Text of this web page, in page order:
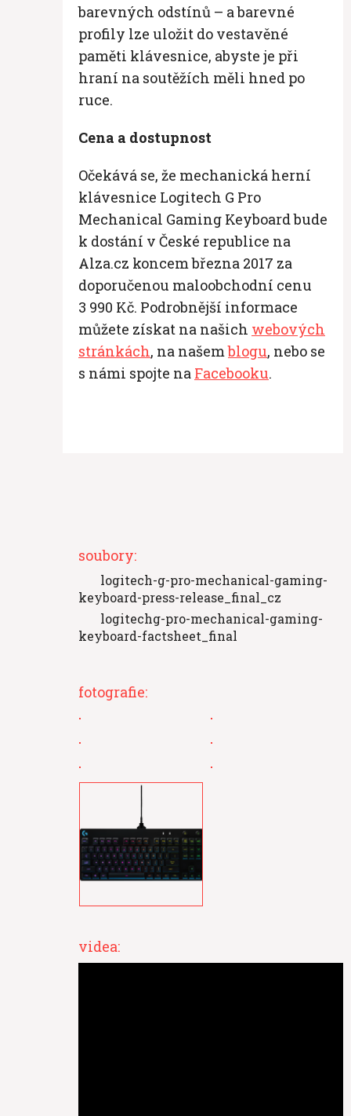
barevných odstínů – a barevné
profily lze uložit do vestavěné
paměti klávesnice, abyste je při
hraní na soutěžích měli hned po
ruce.
Cena a dostupnost
Očekává se, že mechanická herní
klávesnice Logitech G Pro
Mechanical Gaming Keyboard bude
k dostání v České republice na
Alza.cz koncem března 2017 za
doporučenou maloobchodní cenu
3 990 Kč. Podrobnější informace
můžete získat na našich webových
stránkách, na našemblogu, nebo se
s námi spojte na Facebooku.
soubory:
logitech-g-pro-mechanical-gaming-
keyboard-press-release_final_cz
logitechg-pro-mechanical-gaming-
keyboard-factsheet_final
fotografie:
videa: